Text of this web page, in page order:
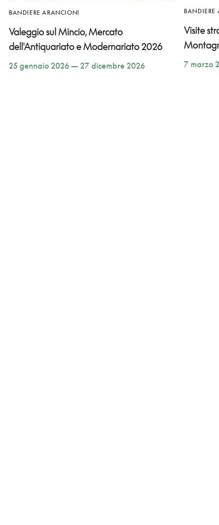
BANDIERE ARANCIONI
Valeggio sul Mincio, Mercato
dell'Antiquariato e Modernariato 2026
25 gennaio 2026 — 27 dicembre 2026
BANDIERE
Visite
7 marzo